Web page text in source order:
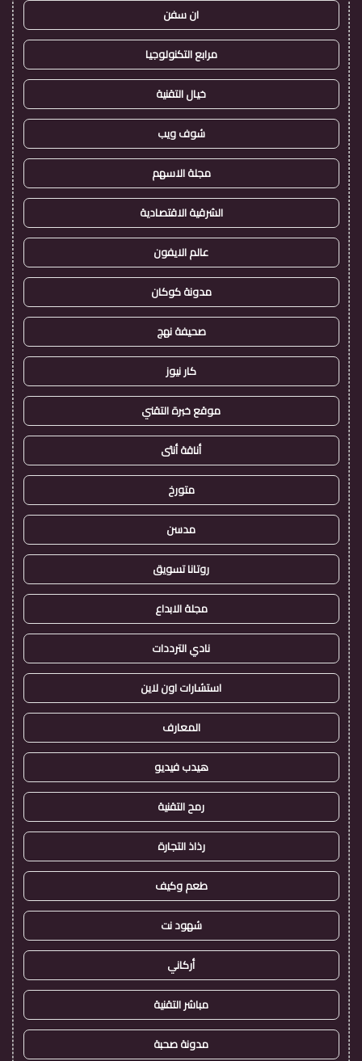
ان سفن
مرابع التكنولوجيا
خيال التقنية
شوف ويب
مجلة الاسهم
الشرقية الاقتصادية
عالم الايفون
مدونة كوكان
صحيفة نهج
كار نيوز
موقع خبرة التقني
أناقة أنثى
متورخ
مدسن
روتانا تسويق
مجلة الابداع
نادي الترددات
استشارات اون لاين
المعارف
هيدب فيديو
رمح التقنية
رذاذ التجارة
طعم وكيف
شهود نت
أركاني
مباشر التقنية
مدونة صحبة